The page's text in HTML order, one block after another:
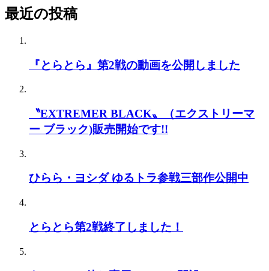
最近の投稿
『とらとら』第2戦の動画を公開しました
〝EXTREMER BLACK〟（エクストリーマ
ー ブラック)販売開始です!!
ひらら・ヨシダ ゆるトラ参戦三部作公開中
とらとら第2戦終了しました！